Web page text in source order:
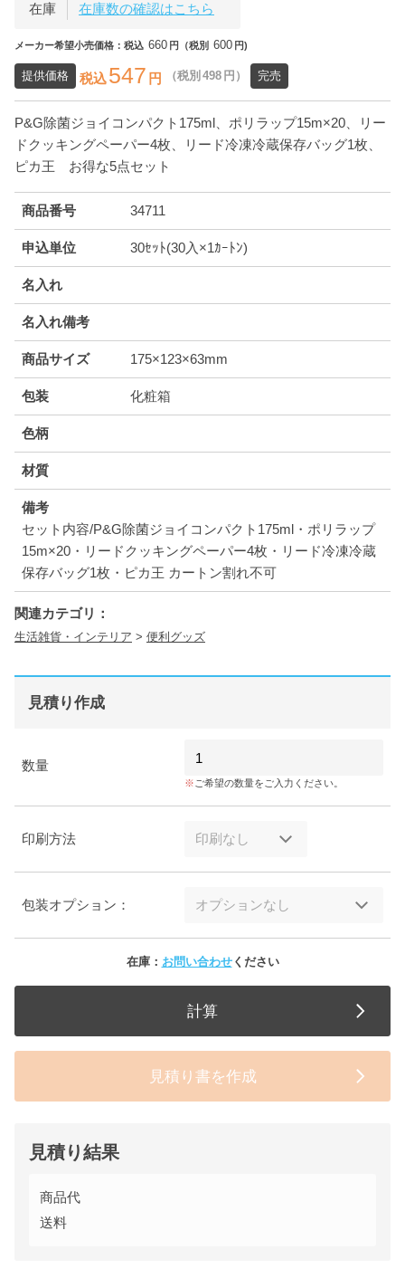
在庫 在庫数の確認はこちら
メーカー希望小売価格：税込 660 円（税別 600 円)
提供価格 税込547 円 （税別 498 円） 完売
P&G除菌ジョイコンパクト175ml、ポリラップ15m×20、リー
ドクッキングペーパー4枚、リード冷凍冷蔵保存バッグ1枚、
ピカ王 お得な5点セット
商品番号 34711
申込単位 30ｾｯﾄ(30入×1ｶｰﾄﾝ)
名入れ
名入れ備考
商品サイズ 175×123×63mm
包装 化粧箱
色柄
材質
備考
セット内容/P&G除菌ジョイコンパクト175ml・ポリラップ
15m×20・リードクッキングペーパー4枚・リード冷凍冷蔵
保存バッグ1枚・ピカ王 カートン割れ不可
関連カテゴリ：
生活雑貨・インテリア > 便利グッズ
見積り作成
数量
ご希望の数量をご入力ください。
印刷方法
包装オプション：
在庫： お問い合わせください
計算
見積り書を作成
見積り結果
商品代
送料